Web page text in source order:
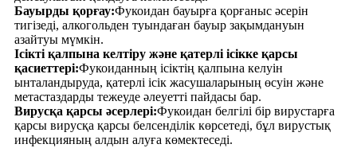
Бауырды қорғау:Фукоидан бауырға қорғаныс әсерін
тигізеді, алкогольден туындаған бауыр зақымдануын
азайтуы мүмкін.
Ісікті қалпына келтіру және қатерлі ісікке қарсы
қасиеттері:Фукоиданның ісіктің қалпына келуін
ынталандыруда, қатерлі ісік жасушаларының өсуін және
метастаздарды тежеуде әлеуетті пайдасы бар.
Вирусқа қарсы әсерлері:Фукоидан белгілі бір вирустарға
қарсы вирусқа қарсы белсенділік көрсетеді, бұл вирустық
инфекцияның алдын алуға көмектеседі.